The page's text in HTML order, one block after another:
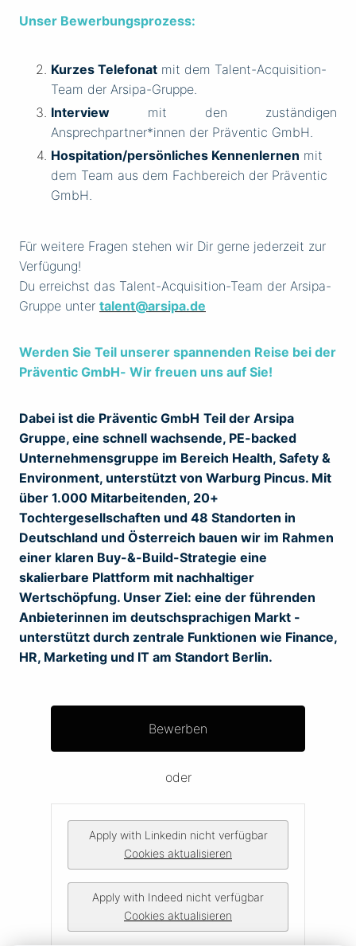
Unser Bewerbungsprozess:
Kurzes Telefonat mit dem Talent-Acquisition-
Team der Arsipa-Gruppe.
Interview mit den zuständigen
Ansprechpartner*innen der Präventic GmbH.
Hospitation/persönliches Kennenlernen mit
dem Team aus dem Fachbereich der Präventic
GmbH.
Für weitere Fragen stehen wir Dir gerne jederzeit zur
Verfügung!
Du erreichst das Talent-Acquisition-Team der Arsipa-
Gruppe unter talent@arsipa.de
Werden Sie Teil unserer spannenden Reise bei der
Präventic GmbH- Wir freuen uns auf Sie!
Dabei ist die Präventic GmbH Teil der Arsipa
Gruppe, eine schnell wachsende, PE-backed
Unternehmensgruppe im Bereich Health, Safety &
Environment, unterstützt von Warburg Pincus. Mit
über 1.000 Mitarbeitenden, 20+
Tochtergesellschaften und 48 Standorten in
Deutschland und Österreich bauen wir im Rahmen
einer klaren Buy-&-Build-Strategie eine
skalierbare Plattform mit nachhaltiger
Wertschöpfung. Unser Ziel: eine der führenden
Anbieterinnen im deutschsprachigen Markt -
unterstützt durch zentrale Funktionen wie Finance,
HR, Marketing und IT am Standort Berlin.
Bewerben
oder
Apply with Linkedin nicht verfügbar
Cookies aktualisieren
Apply with Indeed nicht verfügbar
Cookies aktualisieren